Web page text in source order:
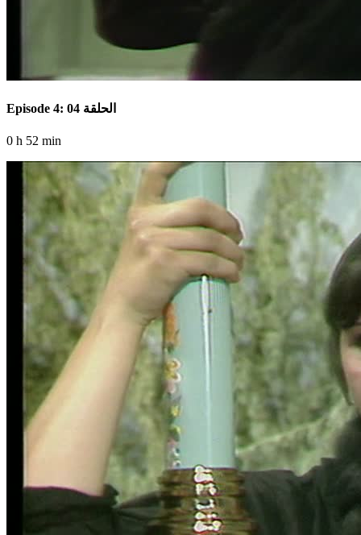
Episode 4: الحلقة 04
0 h 52 min